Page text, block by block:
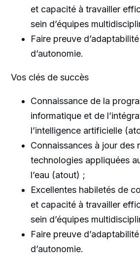
et capacité à travailler
sein d’équipes
Faire preuve
d’autonomie.
Vos clés de succès
Connaissance de la
informatique et de
l’intelligence artificielle
Connaissances à jour des
technologies appliquées
l’eau (atout) ;
Excellentes habiletés de
et capacité à travailler
sein d’équipes
Faire preuve
d’autonomie.